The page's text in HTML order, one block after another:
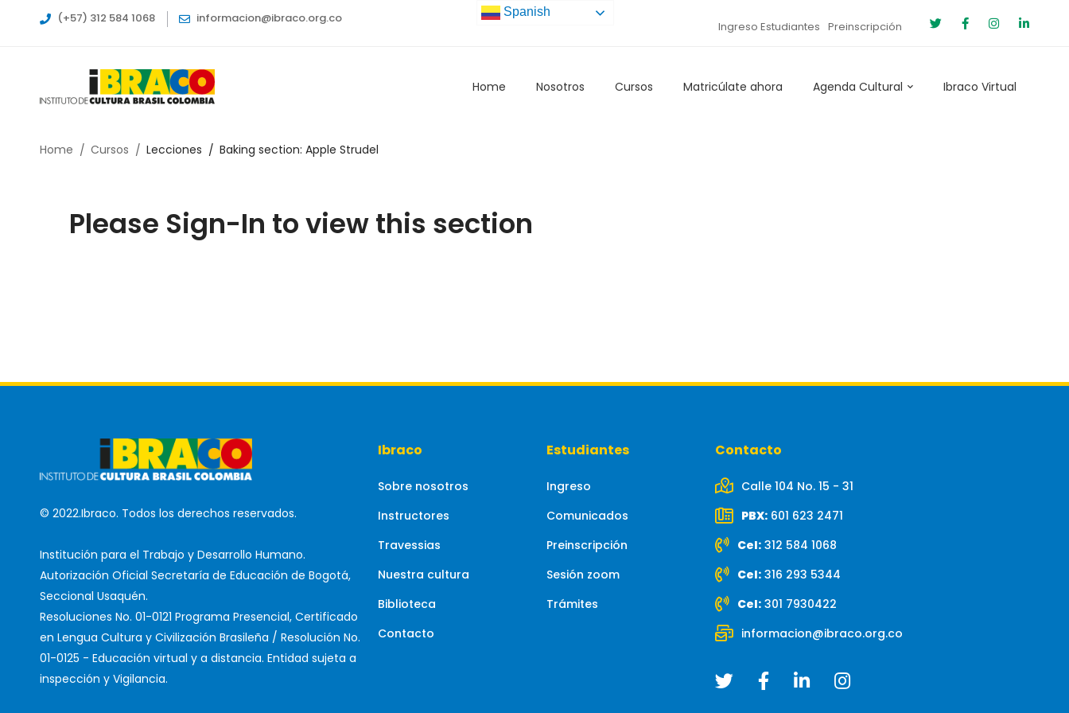
(+57) 312 584 1068 informacion@ibraco.org.co
Ingreso Estudiantes Preinscripción
Home Nosotros Cursos Matricúlate ahora Agenda Cultural Ibraco Virtual
Home Cursos Lecciones Baking section: Apple Strudel
Please Sign-In to view this section
© 2022.Ibraco. Todos los derechos reservados.
Institución para el Trabajo y Desarrollo Humano.
Autorización Oficial Secretaría de Educación de Bogotá,
Seccional Usaquén.
Resoluciones No. 01-0121 Programa Presencial, Certificado
en Lengua Cultura y Civilización Brasileña / Resolución No.
01-0125 - Educación virtual y a distancia. Entidad sujeta a
inspección y Vigilancia.
Ibraco
Sobre nosotros
Instructores
Travessias
Nuestra cultura
Biblioteca
Contacto
Estudiantes
Ingreso
Comunicados
Preinscripción
Sesión zoom
Trámites
Contacto
Calle 104 No. 15 - 31
PBX: 601 623 2471
Cel: 312 584 1068
Cel: 316 293 5344
Cel: 301 7930422
informacion@ibraco.org.co
Spanish